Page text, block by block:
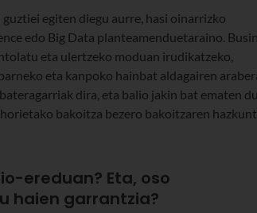
egiten diegu aurre, hasi oinarrizko
edo Big Data planteamenduetaraino.
eta ulertzeko moduan irudikatzeko,
eta kanpoko hainbat aldagairen
dira, eta balio jakin bat ematen
bakoitza bezero bakoitzaren
ereduan? Eta, oso
haien garrantzia?